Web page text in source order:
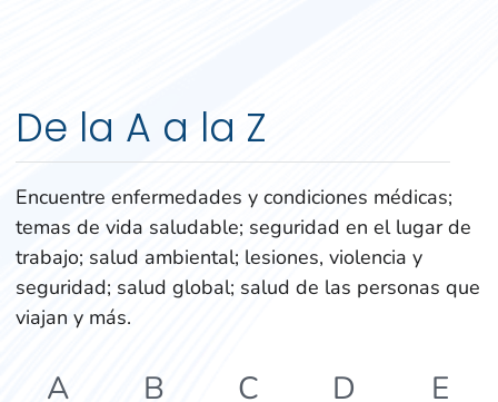
De la A a la Z
Encuentre enfermedades y condiciones médicas;
temas de vida saludable; seguridad en el lugar de
trabajo; salud ambiental; lesiones, violencia y
seguridad; salud global; salud de las personas que
viajan y más.
A B C D
E